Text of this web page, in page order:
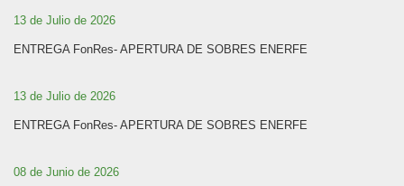
13 de Julio de 2026
ENTREGA FonRes- APERTURA DE SOBRES ENERFE
13 de Julio de 2026
ENTREGA FonRes- APERTURA DE SOBRES ENERFE
08 de Junio de 2026